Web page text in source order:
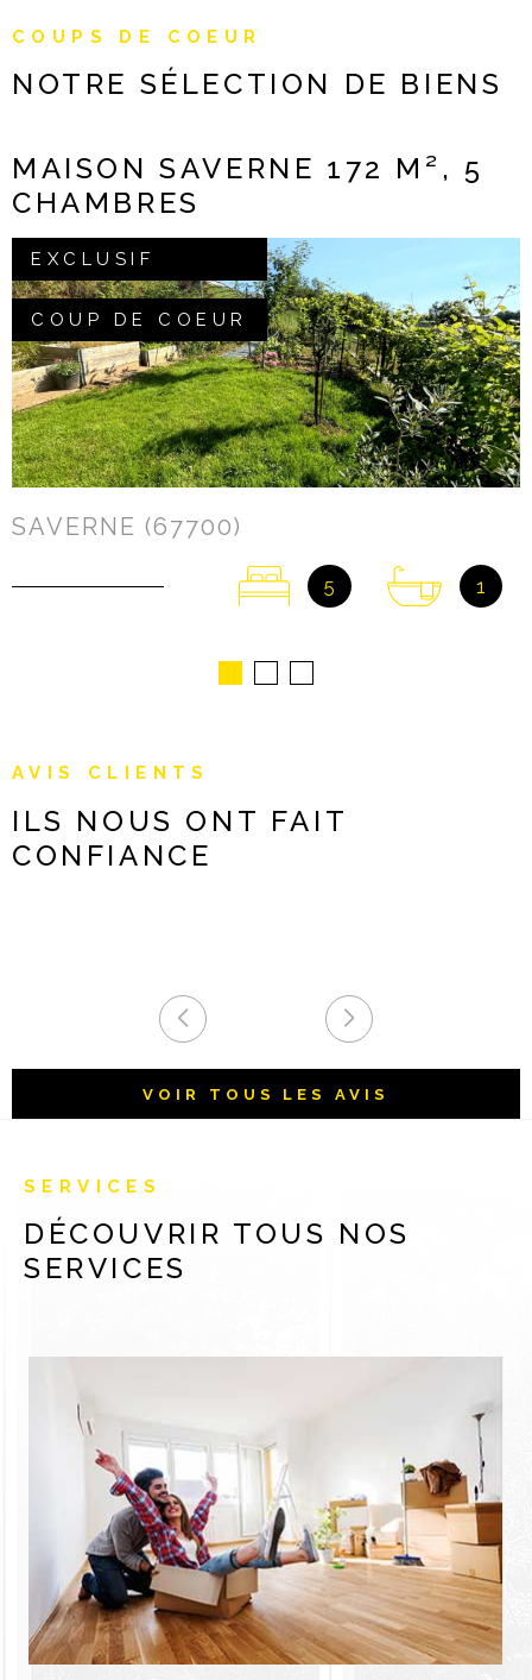
CONTACT
COUPS DE COEUR
NOTRE SÉLECTION DE BIENS
MAISON SAVERNE 172 M², 5
CHAMBRES
EXCLUSIF
COUP DE COEUR
VOIR LE BIEN
SAVERNE (67700)
5 1
AVIS CLIENTS
ILS NOUS ONT FAIT
CONFIANCE
VOIR TOUS LES AVIS
SERVICES
DÉCOUVRIR TOUS NOS
SERVICES